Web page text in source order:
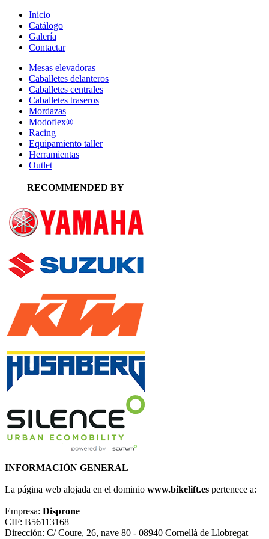
Inicio
Catálogo
Galería
Contactar
Mesas elevadoras
Caballetes delanteros
Caballetes centrales
Caballetes traseros
Mordazas
Modoflex®
Racing
Equipamiento taller
Herramientas
Outlet
RECOMMENDED BY
INFORMACIÓN GENERAL
La página web alojada en el dominio www.bikelift.es pertenece a:
Empresa: Disprone
CIF: B56113168
Dirección: C/ Coure, 26, nave 80 - 08940 Cornellà de Llobregat